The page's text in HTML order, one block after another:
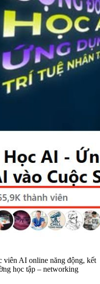
AI online năng động, kết
học tập – networking